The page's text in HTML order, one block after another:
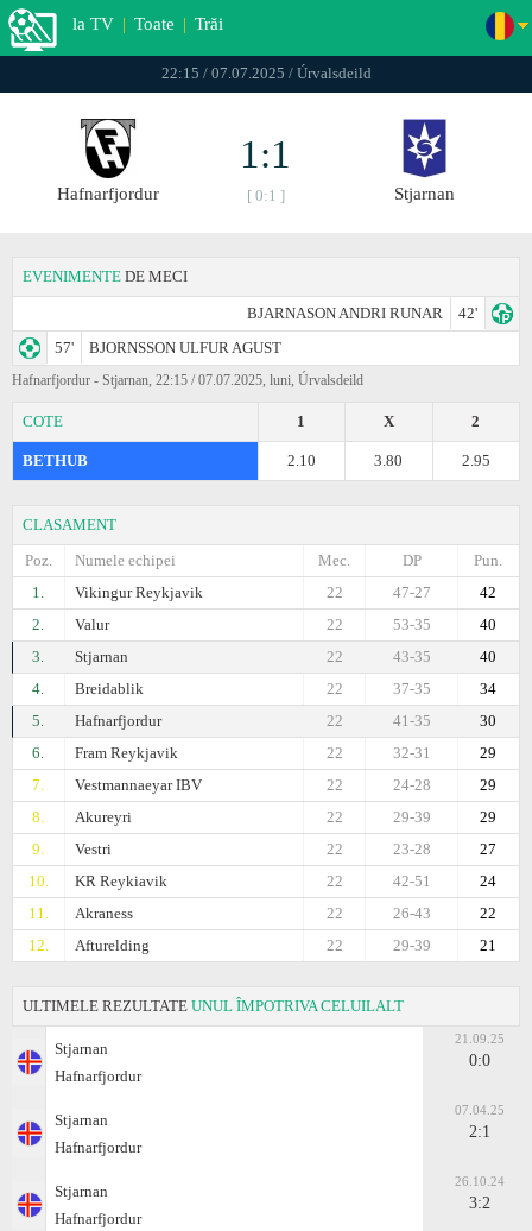
la TV | Toate | Trăi
22:15 / 07.07.2025 / Úrvalsdeild
Hafnarfjordur
1:1
[ 0:1 ] Stjarnan
EVENIMENTE DE MECI
BJARNASON ANDRI RUNAR
42'
57'
BJORNSSON ULFUR AGUST
Hafnarfjordur - Stjarnan, 22:15 / 07.07.2025, luni, Úrvalsdeild
COTE 2
X
1
BETHUB 2.95
3.80
2.10
CLASAMENT
Poz.
Numele echipei Pun.
DP
Mec.
1.
Vikingur Reykjavik 42
47-27
22
2.
Valur 40
53-35
22
3.
Stjarnan 40
43-35
22
4.
Breidablik 34
37-35
22
5.
Hafnarfjordur 30
41-35
22
6.
Fram Reykjavik 29
32-31
22
7.
Vestmannaeyar IBV 29
24-28
22
8.
Akureyri 29
29-39
22
9.
Vestri 27
23-28
22
10.
KR Reykiavik 24
42-51
22
11.
Akraness 22
26-43
22
12.
Afturelding 21
29-39
22
ULTIMELE REZULTATE UNUL ÎMPOTRIVA CELUILALT
Stjarnan
Hafnarfjordur
21.09.25
0:0
Stjarnan
Hafnarfjordur
07.04.25
2:1
Stjarnan
Hafnarfjordur
26.10.24
3:2